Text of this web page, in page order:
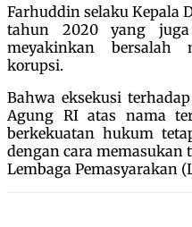
Farhuddin selaku Kepala
tahun 2020 yang
meyakinkan bersalah
korupsi.
Bahwa eksekusi
Agung RI atas nama
berkekuatan hukum
dengan cara memasukan
Lembaga Pemasyarakan